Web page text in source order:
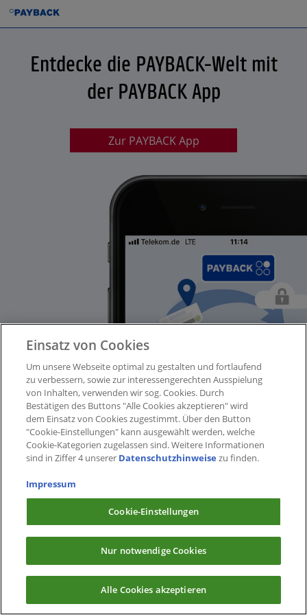
Entdecke die PAYBACK-Welt mit
der PAYBACK App
Zur PAYBACK App
Einsatz von Cookies
Um unsere Webseite optimal zu gestalten und fortlaufend
zu verbessern, sowie zur interessengerechten Ausspielung
von Inhalten, verwenden wir sog. Cookies. Durch
Bestätigen des Buttons "Alle Cookies akzeptieren" wird
dem Einsatz von Cookies zugestimmt. Über den Button
"Cookie-Einstellungen" kann ausgewählt werden, welche
Cookie-Kategorien zugelassen sind. Weitere Informationen
sind in Ziffer 4 unserer Datenschutzhinweise zu finden.
Impressum
Cookie-Einstellungen
Nur notwendige Cookies
Alle Cookies akzeptieren